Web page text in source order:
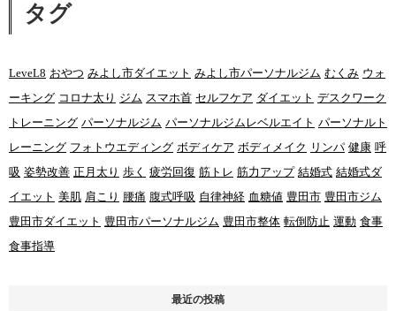
タグ
LeveL8 おやつ みよし市ダイエット みよし市パーソナルジム むくみ ウォ
ーキング コロナ太り ジム スマホ首 セルフケア ダイエット デスクワーク
トレーニング パーソナルジム パーソナルジムレベルエイト パーソナルト
レーニング フォトウエディング ボディケア ボディメイク リンパ 健康 呼
吸 姿勢改善 正月太り 歩く 疲労回復 筋トレ 筋力アップ 結婚式 結婚式ダ
イエット 美肌 肩こり 腰痛 腹式呼吸 自律神経 血糖値 豊田市 豊田市ジム
豊田市ダイエット 豊田市パーソナルジム 豊田市整体 転倒防止 運動 食事
食事指導
最近の投稿